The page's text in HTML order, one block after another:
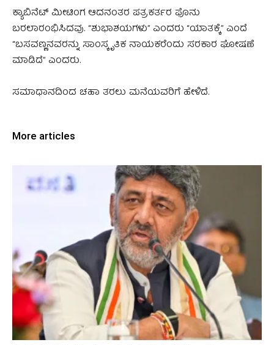
ಕ್ಯಾಬಿನೆಟ್ ಮೀಟಿಂಗ ಆದನಂತರ ಪತ್ರಕರ್ತರ ಫೊನು
ಬರಲಾರಂಭಿಸಿದವು. “ಶುಭಾಶಯಗಳು” ಎಂದರು “ಯಾತಕ್ಕೆ” ಎಂದೆ
“ಬಸವಣ್ಣನವರನ್ನು ಸಾಂಸ್ಕೃತಿಕ ನಾಯಕರೆಂದು ಸರಕಾರ ಘೋಷಣೆ
ಮಾಡಿದೆ” ಎಂದರು.
ಸಮಾಧಾನದಿಂದ ಚಹಾ ತರಲು ಮನೆಯವರಿಗೆ ಹೇಳಿದೆ.
More articles